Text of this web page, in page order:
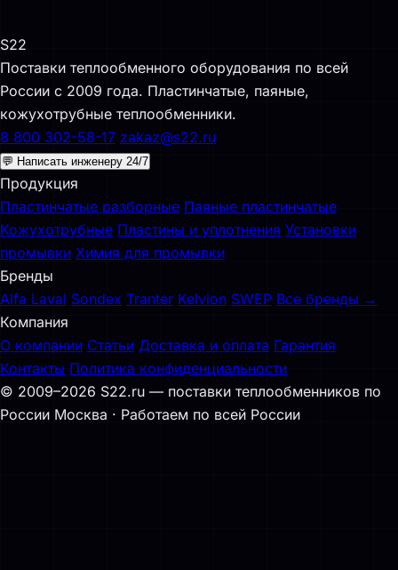
S22
Поставки теплообменного оборудования по всей
России с 2009 года. Пластинчатые, паяные,
кожухотрубные теплообменники.
8 800 302-58-17 zakaz@s22.ru
💬 Написать инженеру 24/7
Продукция
Пластинчатые разборные Паяные пластинчатые
Кожухотрубные Пластины и уплотнения Установки
промывки Химия для промывки
Бренды
Alfa Laval Sondex Tranter Kelvion SWEP Все бренды →
Компания
О компании Статьи Доставка и оплата Гарантия
Контакты Политика конфиденциальности
© 2009–2026 S22.ru — поставки теплообменников по
России Москва · Работаем по всей России